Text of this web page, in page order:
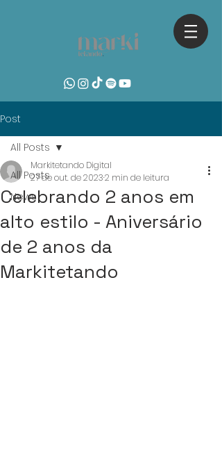
Post
All Posts
News
All Posts
Celebrando 2 anos em
alto estilo - Aniversário
de 2 anos da
Markitetando
Markitetando Digital
27 de out. de 20232 min de leitura